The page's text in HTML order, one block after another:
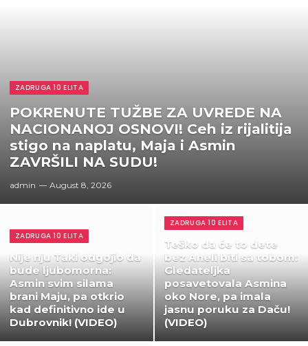
ZADRUGA 10 ELITA
POKRENUTE TUŽBE ZA UVREDE NA
NACIONANOJ OSNOVI! Ceh iz rijalitija
stigo na naplatu, Maja i Asmin
ZAVRŠILI NA SUDU!
admin August 8, 2026
ZADRUGA 10 ELITA
Nije nju Taki odgojio da
bude ljubomorna:
Asmin svim silama
brani Maju, pa otkrio
kad definitivno ide u
Dubrovnik! (VIDEO)
ZADRUGA 10 ELITA
Teško da će to dete
bez Aneli biti sa tobom:
Gledateljka
posavetovala Asmina
oko Nore, pa imala
jasnu poruku za Daču!
(VIDEO)